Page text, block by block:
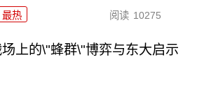
最热 阅读 10275
上的\"蜂群\"博弈与东大启示